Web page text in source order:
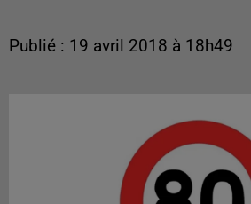
Publié : 19 avril 2018 à 18h49